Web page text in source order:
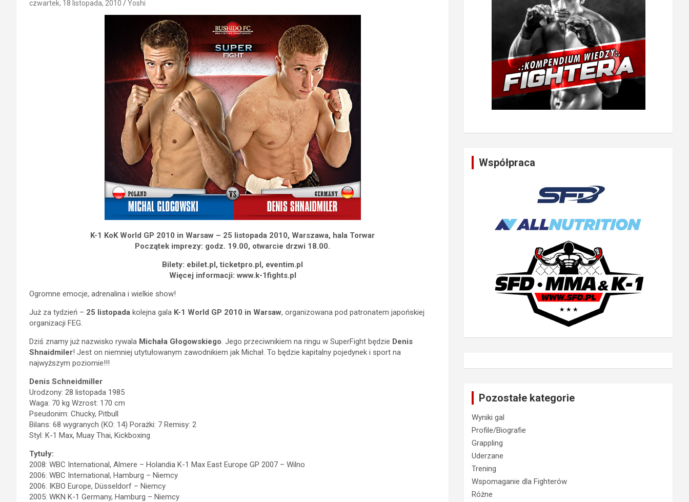
czwartek, 18 listopada, 2010 Yoshi
K-1 KoK World GP 2010 in Warsaw – 25 listopada 2010, Warszawa, hala Torwar
Początek imprezy: godz. 19.00, otwarcie drzwi 18.00.
Bilety: ebilet.pl, ticketpro.pl, eventim.pl
Więcej informacji: www.k-1fights.pl
Ogromne emocje, adrenalina i wielkie show!
Już za tydzień – 25 listopada kolejna gala K-1 World GP 2010 in Warsaw, organizowana pod patronatem japońskiej
organizacji FEG.
Dziś znamy już nazwisko rywala Michała Głogowskiego. Jego przeciwnikiem na ringu w SuperFight będzie Denis
Shnaidmiler! Jest on niemniej utytułowanym zawodnikiem jak Michał. To będzie kapitalny pojedynek i sport na
najwyższym poziomie!!!
Denis Schneidmiller
Urodzony: 28 listopada 1985
Waga: 70 kg Wzrost: 170 cm
Pseudonim: Chucky, Pitbull
Bilans: 68 wygranych (KO: 14) Porażki: 7 Remisy: 2
Styl: K-1 Max, Muay Thai, Kickboxing
Tytuły:
2008: WBC International, Almere – Holandia K-1 Max East Europe GP 2007 – Wilno
2006: WBC International, Hamburg – Niemcy
2006: IKBO Europe, Düsseldorf – Niemcy
2005: WKN K-1 Germany, Hamburg – Niemcy
Współpraca
Pozostałe kategorie
Wyniki gal
Profile/Biografie
Grappling
Uderzane
Trening
Wspomaganie dla Fighterów
Różne